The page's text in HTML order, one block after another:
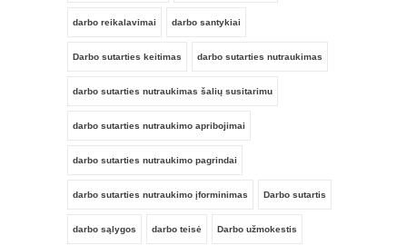
Seminarą veda: Karolina Telyčėnaitė -
darbo reikalavimai darbo santykiai
Darbo sutarties keitimas darbo sutarties nutraukimas
darbo sutarties nutraukimas šalių susitarimu
darbo sutarties nutraukimo apribojimai
darbo sutarties nutraukimo pagrindai
darbo sutarties nutraukimo įforminimas Darbo sutartis
darbo sąlygos darbo teisė Darbo užmokestis